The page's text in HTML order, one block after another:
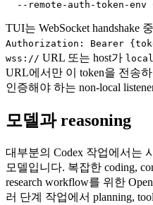
TUI는 WebSocket handshake
Authorization: Bearer
wss:// URL 또는 host가
URL에서만 이 token을 전송
인증해야 하는 non-local
모델과 reasoning
대부분의 Codex 작업에서는
모델입니다. 복잡한 coding,
research workflow를 위한
러 단계 작업에서 planning,